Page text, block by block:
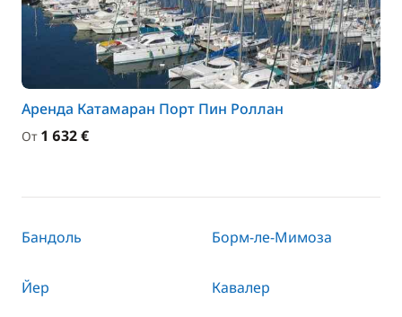
Аренда Катамаран Порт Пин Роллан
От 1 632 €
Бандоль Борм-ле-Мимоза
Йер Кавалер